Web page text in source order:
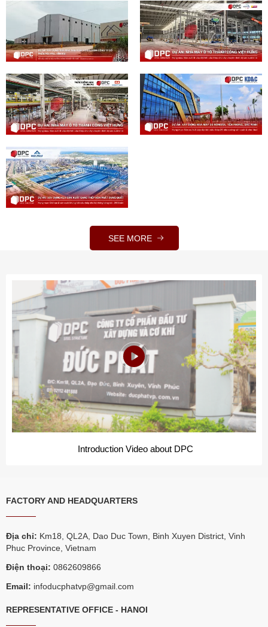
SEE MORE
Introduction Video about DPC
FACTORY AND HEADQUARTERS
Địa chỉ: Km18, QL2A, Dao Duc Town, Binh Xuyen District, Vinh
Phuc Province, Vietnam
Điện thoại: 0862609866
Email: infoducphatvp@gmail.com
REPRESENTATIVE OFFICE - HANOI